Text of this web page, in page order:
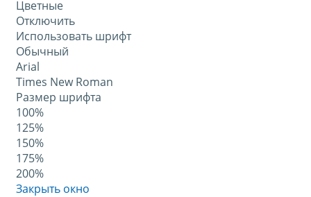
Цветные
Отключить
Использовать шрифт
Обычный
Arial
Times New Roman
Размер шрифта
100%
125%
150%
175%
200%
Закрыть окно